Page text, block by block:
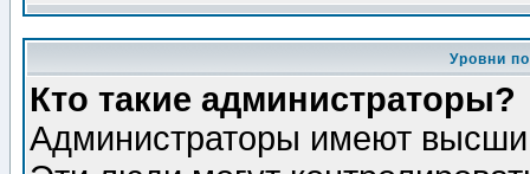
Уровни
Кто такие администраторы?
Администраторы имеют